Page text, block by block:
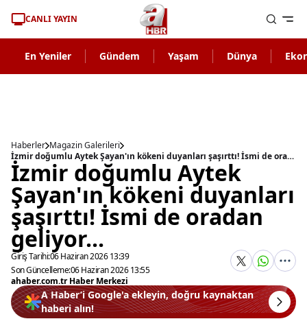
CANLI YAYIN
En Yeniler Gündem Yaşam Dünya
Haberler Magazin Galerileri
İzmir doğumlu Aytek Şayan'ın kökeni duyanları şaşırttı! İsmi de oradan geliyor...
İzmir doğumlu Aytek
Şayan'ın kökeni duyanları
şaşırttı! İsmi de oradan
geliyor...
Giriş Tarihi:06 Haziran 2026 13:39
Son Güncelleme:06 Haziran 2026 13:55
ahaber.com.tr Haber Merkezi
A Haber’i Google'a ekleyin, doğru kaynaktan
haberi alın!